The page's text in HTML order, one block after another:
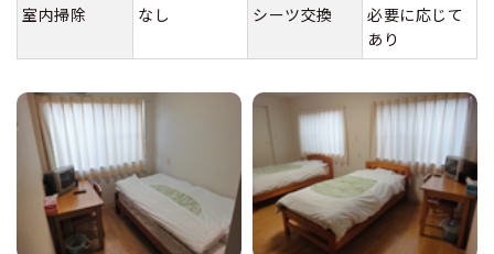
室内掃除 なし シーツ交換
必要に応じて
あり